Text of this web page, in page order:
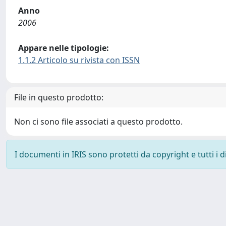
Anno
2006
Appare nelle tipologie:
1.1.2 Articolo su rivista con ISSN
File in questo prodotto:
Non ci sono file associati a questo prodotto.
I documenti in IRIS sono protetti da copyright e tutti i